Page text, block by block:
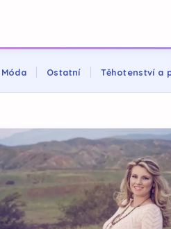
Móda Ostatní Těhotenství a